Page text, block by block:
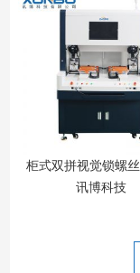
柜式双拼视觉锁螺
讯博科技